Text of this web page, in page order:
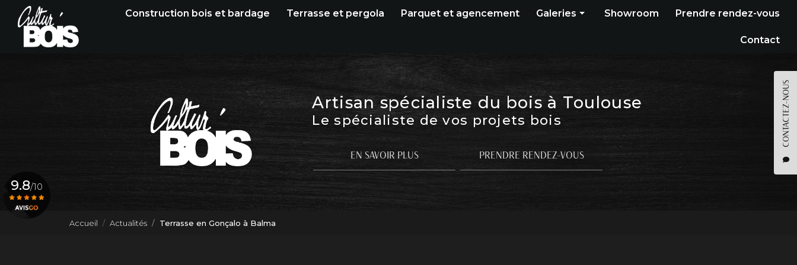
contenu
principal
CONTACTEZ-NOUS
Construction bois et bardage Terrasse et pergola Parquet et agencement Galeries
Pergola
Parquet
Showroom Prendre rendez-vous
Contact
Artisan spécialiste du bois à Toulouse
Le spécialiste de vos projets bois
EN SAVOIR PLUS PRENDRE RENDEZ-VOUS
9.8/10
Accueil Actualités Terrasse en Gonçalo à Balma